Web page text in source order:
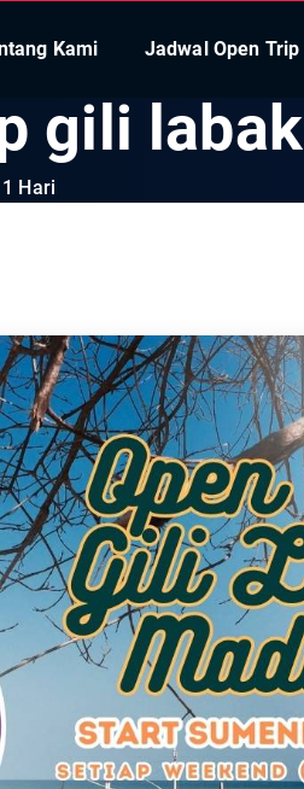
Kami Jadwal Open Trip
gili labak
Hari